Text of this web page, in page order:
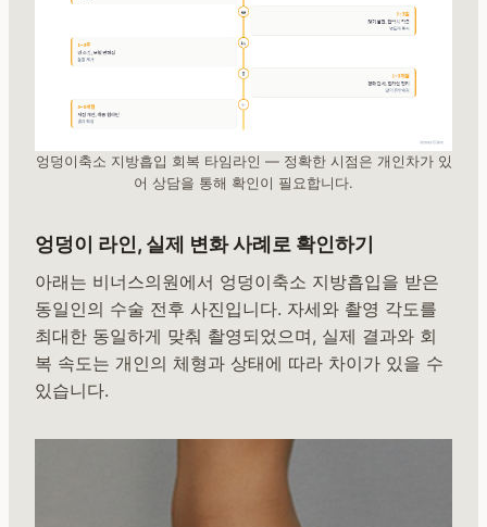
엉덩이축소 지방흡입 회복 타임라인 — 정확한 시점은 개인차가 있
어 상담을 통해 확인이 필요합니다.
엉덩이 라인, 실제 변화 사례로 확인하기
아래는 비너스의원에서 엉덩이축소 지방흡입을 받은
동일인의 수술 전후 사진입니다. 자세와 촬영 각도를
최대한 동일하게 맞춰 촬영되었으며, 실제 결과와 회
복 속도는 개인의 체형과 상태에 따라 차이가 있을 수
있습니다.